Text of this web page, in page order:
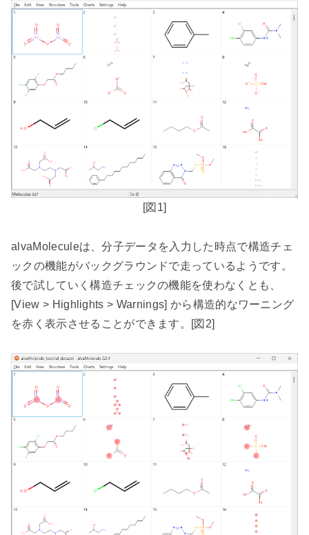
[図 1]
alvaMoleculeは、分子データを入力した時点で構造チェ
ックの機能がバックグラウンドで走っているようです。
後で試していく構造チェックの機能を使わなくとも、
[View > Highlights > Warnings] から構造的なワーニング
を赤く表示させることができます。
[図 2]